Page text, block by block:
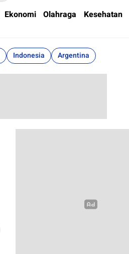
Ekonomi Olahraga Kesehatan
Indonesia Argentina